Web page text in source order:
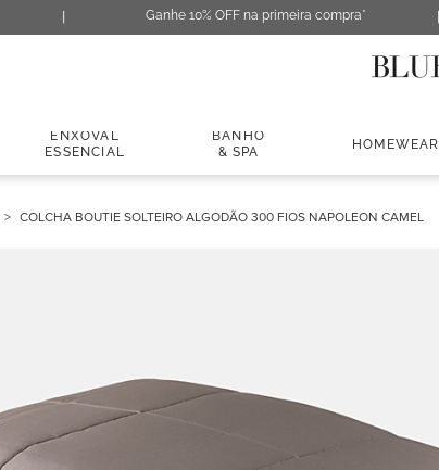
Ganhe 10% OFF na primeira compra*
ENXOVAL
ESSENCIAL
BANHO
& SPA
HOMEWEAR
COLCHA BOUTIE SOLTEIRO ALGODÃO 300 FIOS NAPOLEON CAMEL